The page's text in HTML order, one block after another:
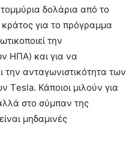
δολάρια από το
για το πρόγραμμα
την
ΗΠΑ) και για να
την ανταγωνιστικότητα των
Τesla. Κάποιοι μιλούν για
στο σύμπαν της
μηδαμινές